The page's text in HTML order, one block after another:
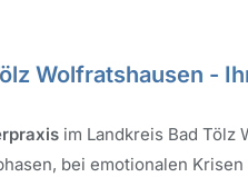
Wolfratshausen -
im Landkreis Bad Tölz
bei emotionalen